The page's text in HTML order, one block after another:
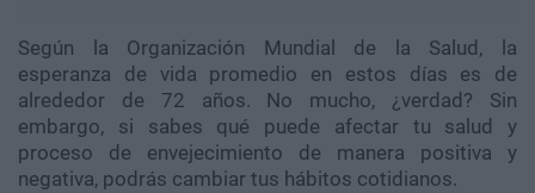
Según la Organización Mundial de la Salud, la
esperanza de vida promedio en estos días es de
alrededor de 72 años. No mucho, ¿verdad? Sin
embargo, si sabes qué puede afectar tu salud y
proceso de envejecimiento de manera positiva y
negativa, podrás cambiar tus hábitos cotidianos.